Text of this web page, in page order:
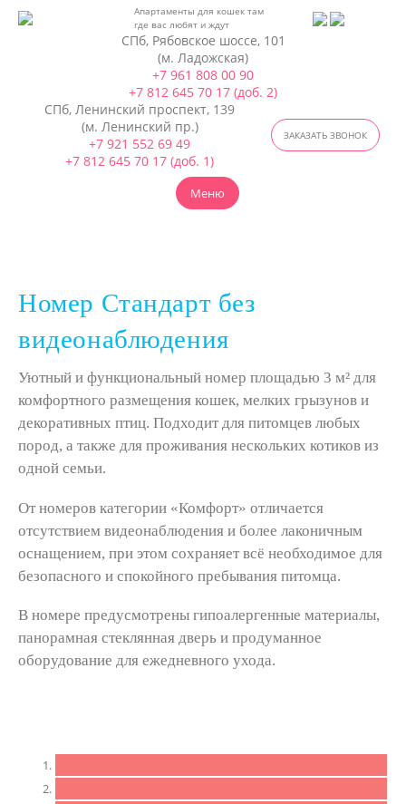
Апартаменты для кошек там
где вас любят и ждут
СПб, Рябовское шоссе, 101
(м. Ладожская)
+7 961 808 00 90
+7 812 645 70 17 (доб. 2)
СПб, Ленинский проспект, 139
(м. Ленинский пр.)
+7 921 552 69 49
+7 812 645 70 17 (доб. 1)
ЗАКАЗАТЬ ЗВОНОК
Меню
Номер Стандарт без
видеонаблюдения
Уютный и функциональный номер площадью 3 м² для
комфортного размещения кошек, мелких грызунов и
декоративных птиц. Подходит для питомцев любых
пород, а также для проживания нескольких котиков из
одной семьи.
От номеров категории «Комфорт» отличается
отсутствием видеонаблюдения и более лаконичным
оснащением, при этом сохраняет всё необходимое для
безопасного и спокойного пребывания питомца.
В номере предусмотрены гипоалергенные материалы,
панорамная стеклянная дверь и продуманное
оборудование для ежедневного ухода.